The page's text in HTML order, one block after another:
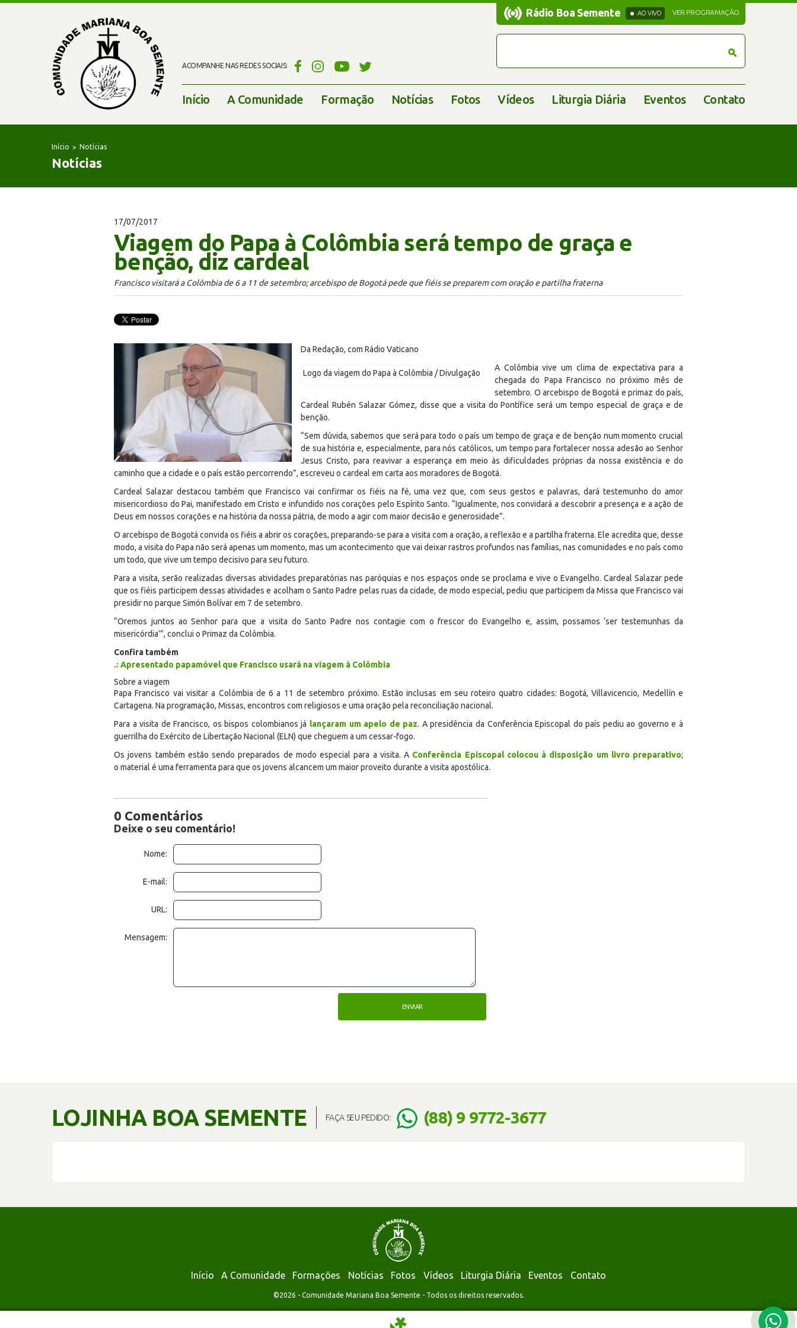
ACOMPANHE NAS REDES SOCIAIS:
Rádio Boa Semente
Rádio Boa Semente AO VIVO VER PROGRAMAÇÃO
Início A Comunidade Formação Notícias Fotos Vídeos Liturgia Diária Eventos Contato
Início Notícias
Notícias
17/07/2017
Viagem do Papa à Colômbia será tempo de graça e
benção, diz cardeal
Francisco visitará a Colômbia de 6 a 11 de setembro; arcebispo de Bogotá pede que fiéis se preparem com oração e partilha fraterna
Da Redação, com Rádio Vaticano
Logo da viagem do Papa à Colômbia / Divulgação
A Colômbia vive um clima de expectativa para a
chegada do Papa Francisco no próximo mês de
setembro. O arcebispo de Bogotá e primaz do país,
Cardeal Rubén Salazar Gómez, disse que a visita do Pontífice será um tempo especial de graça e de
benção.
“Sem dúvida, sabemos que será para todo o país um tempo de graça e de benção num momento crucial
de sua história e, especialmente, para nós católicos, um tempo para fortalecer nossa adesão ao Senhor
Jesus Cristo, para reavivar a esperança em meio às dificuldades próprias da nossa existência e do
caminho que a cidade e o país estão percorrendo”, escreveu o cardeal em carta aos moradores de Bogotá.
Cardeal Salazar destacou também que Francisco vai confirmar os fiéis na fé, uma vez que, com seus gestos e palavras, dará testemunho do amor
misericordioso do Pai, manifestado em Cristo e infundido nos corações pelo Espírito Santo. “Igualmente, nos convidará a descobrir a presença e a ação de
Deus em nossos corações e na história da nossa pátria, de modo a agir com maior decisão e generosidade”.
O arcebispo de Bogotá convida os fiéis a abrir os corações, preparando-se para a visita com a oração, a reflexão e a partilha fraterna. Ele acredita que, desse
modo, a visita do Papa não será apenas um momento, mas um acontecimento que vai deixar rastros profundos nas famílias, nas comunidades e no país como
um todo, que vive um tempo decisivo para seu futuro.
Para a visita, serão realizadas diversas atividades preparatórias nas paróquias e nos espaços onde se proclama e vive o Evangelho. Cardeal Salazar pede
que os fiéis participem dessas atividades e acolham o Santo Padre pelas ruas da cidade, de modo especial, pediu que participem da Missa que Francisco vai
presidir no parque Simón Bolívar em 7 de setembro.
“Oremos juntos ao Senhor para que a visita do Santo Padre nos contagie com o frescor do Evangelho e, assim, possamos ‘ser testemunhas da
misericórdia’”, conclui o Primaz da Colômbia.
Confira também
.: Apresentado papamóvel que Francisco usará na viagem à Colômbia
Sobre a viagem
Papa Francisco vai visitar a Colômbia de 6 a 11 de setembro próximo. Estão inclusas em seu roteiro quatro cidades: Bogotá, Villavicencio, Medellín e
Cartagena. Na programação, Missas, encontros com religiosos e uma oração pela reconciliação nacional.
Para a visita de Francisco, os bispos colombianos já lançaram um apelo de paz. A presidência da Conferência Episcopal do país pediu ao governo e à
guerrilha do Exército de Libertação Nacional (ELN) que cheguem a um cessar-fogo.
Os jovens também estão sendo preparados de modo especial para a visita. A Conferência Episcopal colocou à disposição um livro preparativo;
o material é uma ferramenta para que os jovens alcancem um maior proveito durante a visita apostólica.
0 Comentários
Deixe o seu comentário!
Nome:
E-mail:
URL:
Mensagem:
LOJINHA BOA SEMENTE FAÇA SEU PEDIDO: (88) 9 9772-3677
Início A Comunidade Formações Notícias Fotos Vídeos Liturgia Diária Eventos Contato
©2026 - Comunidade Mariana Boa Semente - Todos os direitos reservados.